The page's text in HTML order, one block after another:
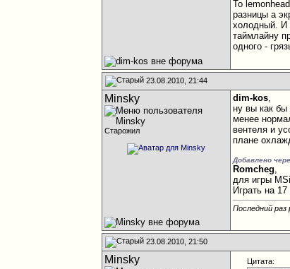
To
разницы а
холодный. И
таймлайну
одного -
23.08.2010, 21:44
Minsky
Старожил
dim-kos,
ну вы как бы
менее
вентеля и
плане
Добавлено
Romcheg,
для игры
Играть на
Последний раз
23.08.2010, 21:50
Minsky Цитата: